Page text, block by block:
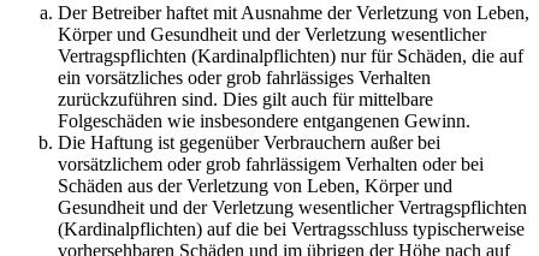
Der Betreiber haftet mit Ausnahme der Verletzung von Leben,
Körper und Gesundheit und der Verletzung wesentlicher
Vertragspflichten (Kardinalpflichten) nur für Schäden, die auf
ein vorsätzliches oder grob fahrlässiges Verhalten
zurückzuführen sind. Dies gilt auch für mittelbare
Folgeschäden wie insbesondere entgangenen Gewinn.
Die Haftung ist gegenüber Verbrauchern außer bei
vorsätzlichem oder grob fahrlässigem Verhalten oder bei
Schäden aus der Verletzung von Leben, Körper und
Gesundheit und der Verletzung wesentlicher Vertragspflichten
(Kardinalpflichten) auf die bei Vertragsschluss typischerweise
vorhersehbaren Schäden und im übrigen der Höhe nach auf